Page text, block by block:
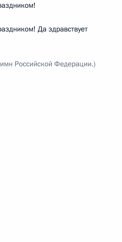
Да здравствует
Российской Федерации.)